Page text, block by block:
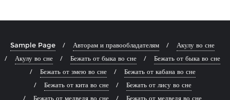
Sample Page Авторам и правообладателям
Акулу во сне
Акулу во сне
Бежать от быка во сне
Бежать от быка во сне
Бежать от змею во сне
Бежать от кабана во сне
Бежать от кита во сне
Бежать от лису во сне
Бежать от медведя во сне
Бежать от медведя во сне